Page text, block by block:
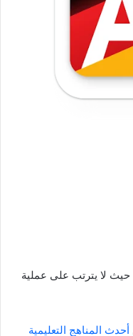
حيث لا يترتب على عملية
أحدث المناهج التعليمية